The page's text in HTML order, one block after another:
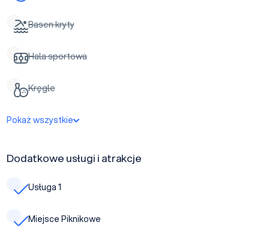
Basen kryty
Hala sportowa
Kręgle
Pokaż wszystkie
Dodatkowe usługi i atrakcje
Usługa 1
Miejsce Piknikowe